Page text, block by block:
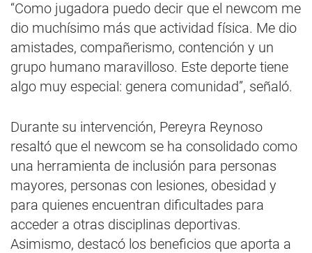
“Como jugadora puedo decir que el newcom me
dio muchísimo más que actividad física. Me dio
amistades, compañerismo, contención y un
grupo humano maravilloso. Este deporte tiene
algo muy especial: genera comunidad”, señaló.
Durante su intervención, Pereyra Reynoso
resaltó que el newcom se ha consolidado como
una herramienta de inclusión para personas
mayores, personas con lesiones, obesidad y
para quienes encuentran dificultades para
acceder a otras disciplinas deportivas.
Asimismo, destacó los beneficios que aporta a